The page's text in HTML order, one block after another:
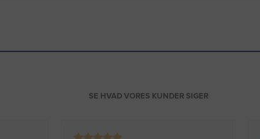
SE HVAD VORES KUNDER SIGER